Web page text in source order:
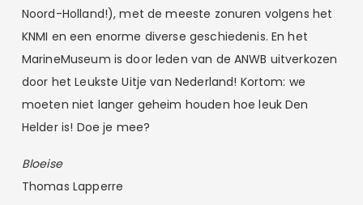
Noord-Holland!), met de meeste zonuren volgens het
KNMI en een enorme diverse geschiedenis. En het
MarineMuseum is door leden van de ANWB uitverkozen
door het Leukste Uitje van Nederland! Kortom: we
moeten niet langer geheim houden hoe leuk Den
Helder is! Doe je mee?
Bloeise
Thomas Lapperre